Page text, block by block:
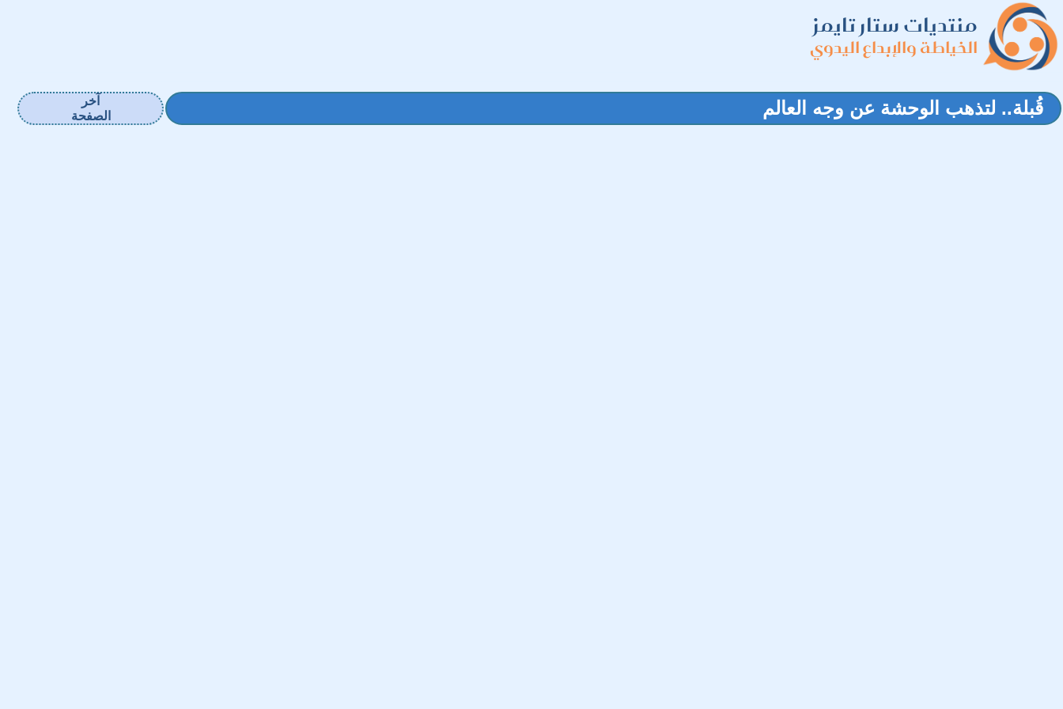
منتديات ستار تايمز
الخياطة والإبداع اليدوي
قُبلة.. لتذهب الوحشة عن وجه العالم
آخر
الصفحة